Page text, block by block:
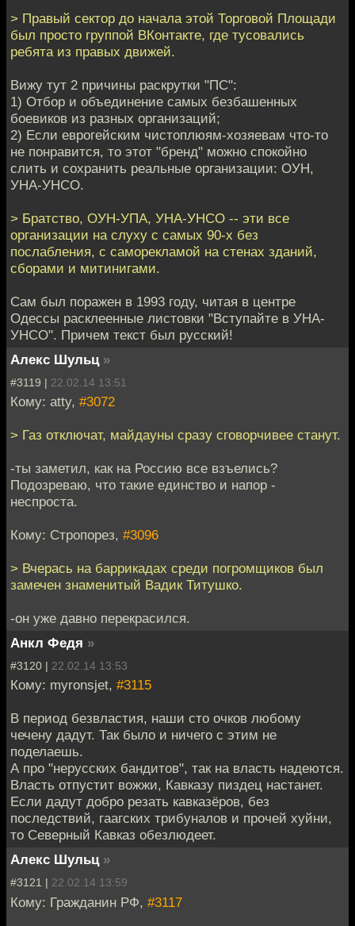
> Правый сектор до начала этой Торговой Площади
был просто группой ВКонтакте, где тусовались
ребята из правых движей.
Вижу тут 2 причины раскрутки "ПС":
1) Отбор и объединение самых безбашенных
боевиков из разных организаций;
2) Если еврогейским чистоплюям-хозяевам что-то
не понравится, то этот "бренд" можно спокойно
слить и сохранить реальные организации: ОУН,
УНА-УНСО.
> Братство, ОУН-УПА, УНА-УНСО -- эти все
организации на слуху с самых 90-х без
послабления, с саморекламой на стенах зданий,
сборами и митинигами.
Сам был поражен в 1993 году, читая в центре
Одессы расклеенные листовки "Вступайте в УНА-
УНСО". Причем текст был русский!
Алекс Шульц »
#3119 | 22.02.14 13:51
Кому: atty, #3072
> Газ отключат, майдауны сразу сговорчивее станут.
-ты заметил, как на Россию все взъелись?
Подозреваю, что такие единство и напор -
неспроста.
Кому: Стропорез, #3096
> Вчерась на баррикадах среди погромщиков был
замечен знаменитый Вадик Титушко.
-он уже давно перекрасился.
Анкл Федя »
#3120 | 22.02.14 13:53
Кому: myronsjet, #3115
В период безвластия, наши сто очков любому
чечену дадут. Так было и ничего с этим не
поделаешь.
А про "нерусских бандитов", так на власть надеются.
Власть отпустит вожжи, Кавказу пиздец настанет.
Если дадут добро резать кавказёров, без
последствий, гаагских трибуналов и прочей хуйни,
то Северный Кавказ обезлюдеет.
Алекс Шульц »
#3121 | 22.02.14 13:59
Кому: Гражданин РФ, #3117